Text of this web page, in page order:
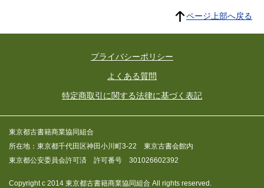
ページ上部へ戻る
プライバシーポリシー
よくある質問
特定商取引に関する法律に基づく表記
東京都古書籍商業協同組合
所在地：東京都千代田区神田小川町3-22 東京古書会館内
東京都公安委員会許可済 許可番号 301026602392
Copyright c 2014 東京都古書籍商業協同組合 All rights reserved.